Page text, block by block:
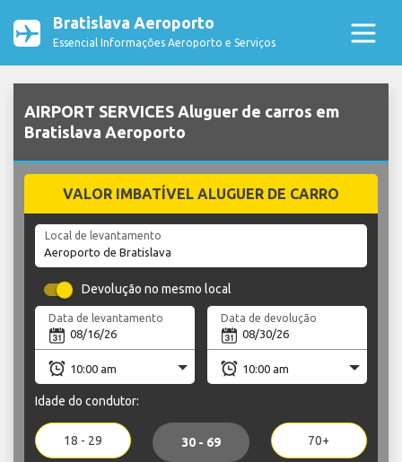
Bratislava Aeroporto
Essencial Informações Aeroporto e Serviços
AIRPORT SERVICES Aluguer de carros em
Bratislava Aeroporto
VALOR IMBATÍVEL ALUGUER DE CARRO
Local de levantamento
Devolução no mesmo local
Data de levantamento Data de devolução
Idade do condutor:
18 - 29 30 - 69 70+